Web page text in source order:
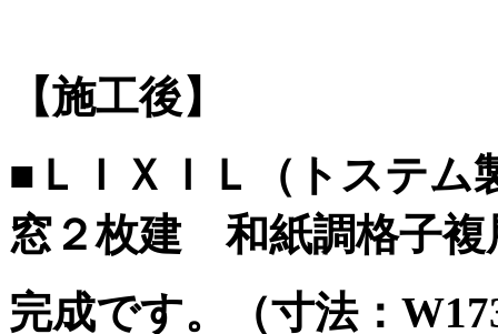
【施工後】
■ＬＩＸＩＬ（トステ
窓２枚建 和紙調格子
完成です。（寸法：